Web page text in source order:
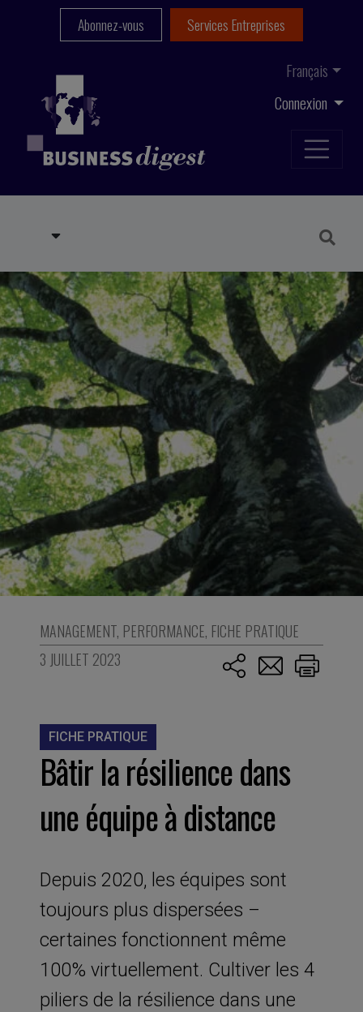
Connexion
Français
Abonnez-vous Services Entreprises
MANAGEMENT, PERFORMANCE, FICHE PRATIQUE
3 JUILLET 2023
FICHE PRATIQUE
Bâtir la résilience dans
une équipe à distance
Depuis 2020, les équipes sont
toujours plus dispersées –
certaines fonctionnent même
100% virtuellement. Cultiver les 4
piliers de la résilience dans une